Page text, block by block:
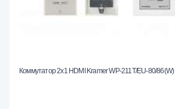
Коммутатор 2х1 HDMI Kramer WP-211T/EU-80/86(W)